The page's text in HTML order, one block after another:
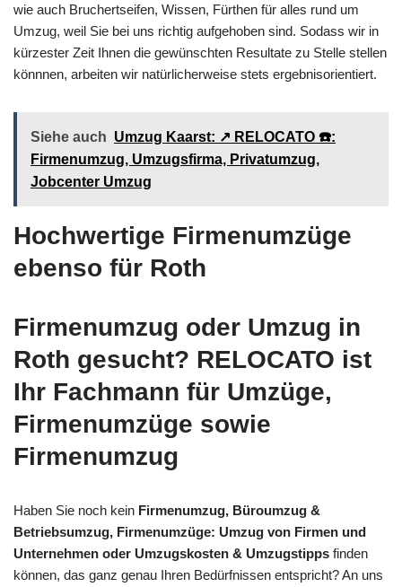
wie auch Bruchertseifen, Wissen, Fürthen für alles rund um
Umzug, weil Sie bei uns richtig aufgehoben sind. Sodass wir in
kürzester Zeit Ihnen die gewünschten Resultate zu Stelle stellen
könnnen, arbeiten wir natürlicherweise stets ergebnisorientiert.
Siehe auch Umzug Kaarst: ↗️ RELOCATO ☎️:
Firmenumzug, Umzugsfirma, Privatumzug,
Jobcenter Umzug
Hochwertige Firmenumzüge
ebenso für Roth
Firmenumzug oder Umzug in
Roth gesucht? RELOCATO ist
Ihr Fachmann für Umzüge,
Firmenumzüge sowie
Firmenumzug
Haben Sie noch kein Firmenumzug, Büroumzug &
Betriebsumzug, Firmenumzüge: Umzug von Firmen und
Unternehmen oder Umzugskosten & Umzugstipps finden
können, das ganz genau Ihren Bedürfnissen entspricht? An uns